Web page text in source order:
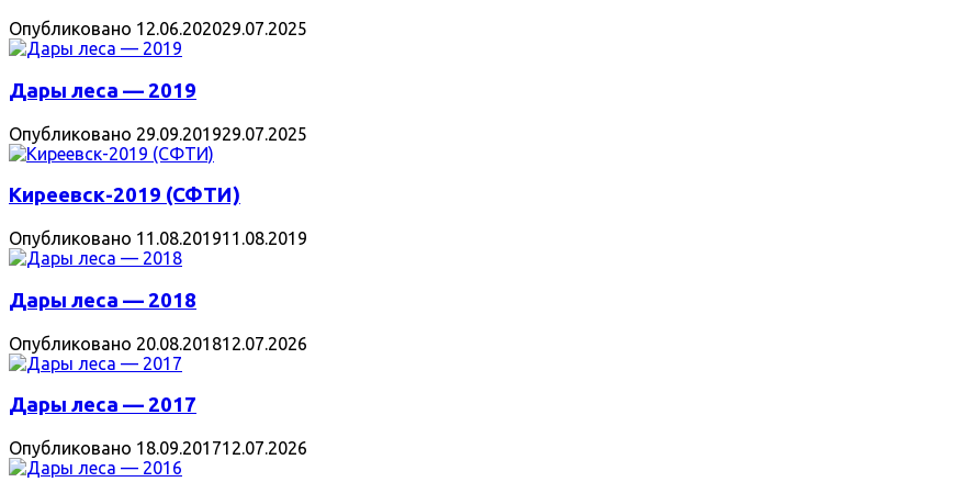
Опубликовано 12.06.202029.07.2025
Дары леса — 2019
Опубликовано 29.09.201929.07.2025
Киреевск-2019 (СФТИ)
Опубликовано 11.08.201911.08.2019
Дары леса — 2018
Опубликовано 20.08.201812.07.2026
Дары леса — 2017
Опубликовано 18.09.201712.07.2026